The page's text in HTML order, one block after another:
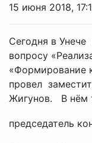
15 июня 2018,
Сегодня в
вопросу
«Формирование
провел
Жигунов. В нём
председатель